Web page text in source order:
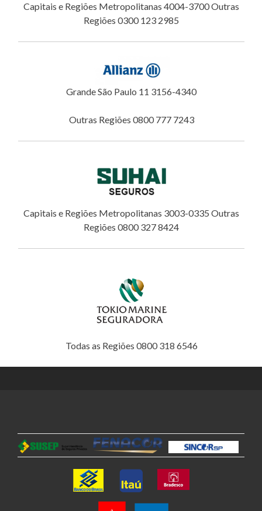
Capitais e Regiões Metropolitanas 4004-3700 Outras
Regiões 0300 123 2985
Grande São Paulo 11 3156-4340
Outras Regiões 0800 777 7243
Capitais e Regiões Metropolitanas 3003-0335 Outras
Regiões 0800 327 8424
Todas as Regiões 0800 318 6546